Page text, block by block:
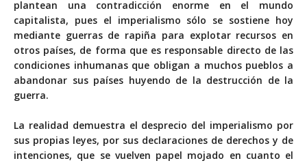
plantean una contradicción enorme en el mundo
capitalista, pues el imperialismo sólo se sostiene hoy
mediante guerras de rapiña para explotar recursos en
otros países, de forma que es responsable directo de las
condiciones inhumanas que obligan a muchos pueblos a
abandonar sus países huyendo de la destrucción de la
guerra.
La realidad demuestra el desprecio del imperialismo por
sus propias leyes, por sus declaraciones de derechos y de
intenciones, que se vuelven papel mojado en cuanto el